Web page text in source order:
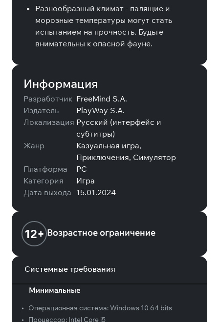
Разнообразный климат - палящие и
морозные температуры могут стать
испытанием на прочность. Будьте
внимательны к опасной фауне.
Информация
Разработчик FreeMind S.A.
Издатель
PlayWay S.A.
Локализация Русский (интерфейс и
субтитры)
Жанр
Казуальная игра,
Приключения, Симулятор
Платформа
PC
Категория
Игра
Дата выхода 15.01.2024
12+ Возрастное ограничение
Системные требования
Минимальные
• Операционная система:Windows 10 64 bits
•
Процессор: Intel Core i5